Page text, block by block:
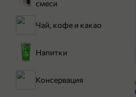
смеси
Чай, кофе и какао
Напитки
Консервация